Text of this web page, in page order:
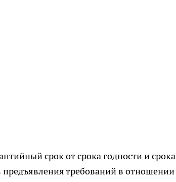
срок от срока годности и срока
предъявления требований в отношении